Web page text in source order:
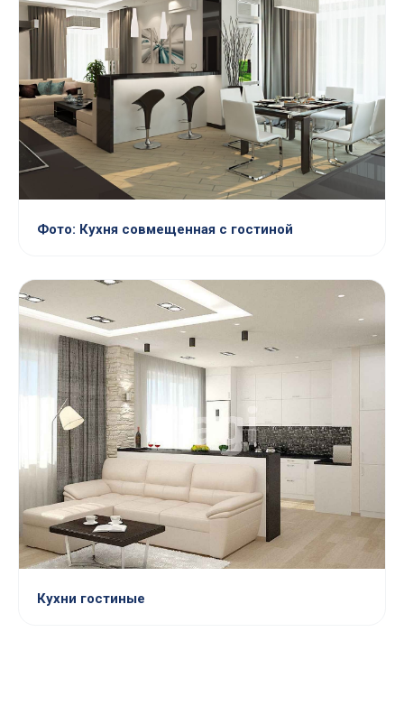
Фото: Кухня совмещенная с гостиной
Кухни гостиные